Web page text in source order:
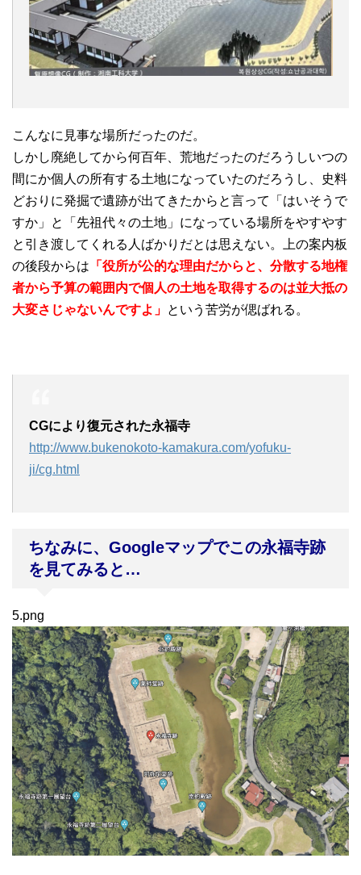
こんなに見事な場所だったのだ。
しかし廃絶してから何百年、荒地だったのだろうしいつの
間にか個人の所有する土地になっていたのだろうし、史料
どおりに発掘で遺跡が出てきたからと言って「はいそうで
すか」と「先祖代々の土地」になっている場所をやすやす
と引き渡してくれる人ばかりだとは思えない。上の案内板
の後段からは 「役所が公的な理由だからと、分散する地権
者から予算の範囲内で個人の土地を取得するのは並大抵の
大変さじゃないんですよ」 という苦労が偲ばれる。
CGにより復元された永福寺
http://www.bukenokoto-kamakura.com/yofuku-
ji/cg.html
ちなみに、Googleマップでこの永福寺跡
を見てみると…
5.png